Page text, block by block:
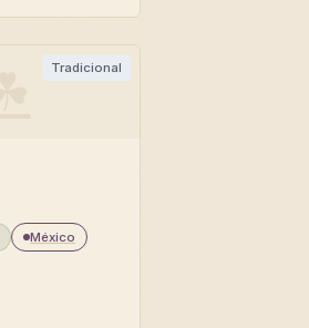
Tradicional
México